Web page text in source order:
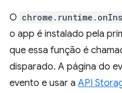
O
o app é instalado pela
que essa função é
disparado. A página do
evento e usar a API